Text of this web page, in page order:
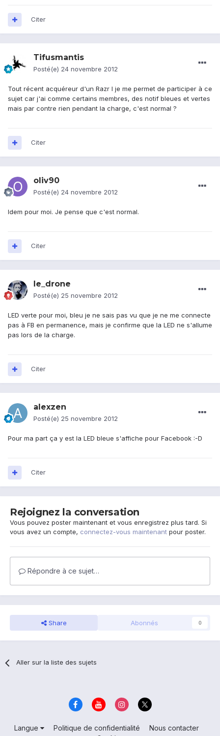
Citer
Tifusmantis
Posté(e) 24 novembre 2012
Tout récent acquéreur d'un Razr I je me permet de participer à ce
sujet car j'ai comme certains membres, des notif bleues et vertes
mais par contre rien pendant la charge, c'est normal ?
Citer
oliv90
Posté(e) 24 novembre 2012
Idem pour moi. Je pense que c'est normal.
Citer
le_drone
Posté(e) 25 novembre 2012
LED verte pour moi, bleu je ne sais pas vu que je ne me connecte
pas à FB en permanence, mais je confirme que la LED ne s'allume
pas lors de la charge.
Citer
alexzen
Posté(e) 25 novembre 2012
Pour ma part ça y est la LED bleue s'affiche pour Facebook :-D
Citer
Rejoignez la conversation
Vous pouvez poster maintenant et vous enregistrez plus tard. Si
vous avez un compte, connectez-vous maintenant pour poster.
Répondre à ce sujet…
Share Abonnés 0
Aller sur la liste des sujets
Langue Politique de confidentialité
Nous contacter